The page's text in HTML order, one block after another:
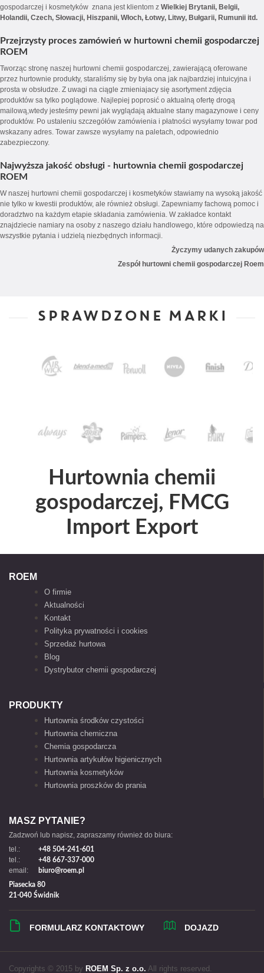
gospodarczej i kosmetyków znana jest klientom z Wielkiej Brytanii, Belgii,
Holandii, Czech, Słowacji, Hiszpanii, Włoch, Łotwy, Litwy, Bułgarii, Rumunii itd.
Przejrzysty proces zamówień w hurtowni chemii gospodarczej
ROEM
Tworząc stronę naszej hurtowni chemii gospodarczej, zawierającą oferowane
przez hurtownie produkty, staraliśmy się by była ona jak najbardziej intuicyjna i
prosta w obsłudze. Z uwagi na ciągle zmieniajacy się asortyment zdjęcia
produktów sa tylko poglądowe. Najlepiej poprosić o aktualną ofertę drogą
mailową,wtedy jesteśmy pewni jak wyglądają aktualne stany magazynowe i ceny
produktów. Po ustaleniu szczegółów zamówienia i płatności wysyłamy towar pod
wskazany adres. Towar zawsze wysyłamy na paletach, odpowiednio
zabezpieczony.
Najwyższa jakość obsługi - hurtownia chemii gospodarczej
ROEM
W naszej hurtowni chemii gospodarczej i kosmetyków stawiamy na wysoką jakość
nie tylko w kwestii produktów, ale również obsługi. Zapewniamy fachową pomoc i
doradztwo na każdym etapie składania zamówienia. W zakładce kontakt
znajdziecie namiary na osoby z naszego działu handlowego, które odpowiedzą na
wszystkie pytania i udzielą niezbędnych informacji.
Życzymy udanych zakupów
Zespół hurtowni chemii gospodarczej Roem
SPRAWDZONE MARKI
Hurtownia chemii
gospodarczej, FMCG
Import Export
ROEM
O firmie
Aktualności
Kontakt
Polityka prywatności i cookies
Sprzedaż hurtowa
Blog
Dystrybutor chemii gospodarczej
PRODUKTY
Hurtownia środków czystości
Hurtownia chemiczna
Chemia gospodarcza
Hurtownia artykułów higienicznych
Hurtownia kosmetyków
Hurtownia proszków do prania
MASZ PYTANIE?
Zadzwoń lub napisz, zapraszamy również do biura:
tel.:
+48 504-241-601
tel.: +48 667-337-000
email:
biuro@roem.pl
Piasecka 80
21-040 Świdnik
FORMULARZ KONTAKTOWY DOJAZD
Copyrights © 2015 by ROEM Sp. z o.o. All rights reserved.